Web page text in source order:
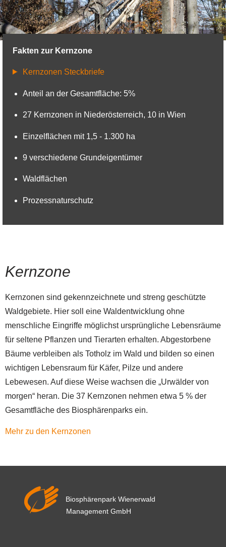
Fakten zur Kernzone
Kernzonen Steckbriefe
Anteil an der Gesamtfläche: 5%
27 Kernzonen in Niederösterreich, 10 in Wien
Einzelflächen mit 1,5 - 1.300 ha
9 verschiedene Grundeigentümer
Waldflächen
Prozessnaturschutz
Kernzone
Kernzonen sind gekennzeichnete und streng geschützte
Waldgebiete. Hier soll eine Waldentwicklung ohne
menschliche Eingriffe möglichst ursprüngliche Lebensräume
für seltene Pflanzen und Tierarten erhalten. Abgestorbene
Bäume verbleiben als Totholz im Wald und bilden so einen
wichtigen Lebensraum für Käfer, Pilze und andere
Lebewesen. Auf diese Weise wachsen die „Urwälder von
morgen“ heran. Die 37 Kernzonen nehmen etwa 5 % der
Gesamtfläche des Biosphärenparks ein.
Mehr zu den Kernzonen
Biosphärenpark Wienerwald
Management GmbH